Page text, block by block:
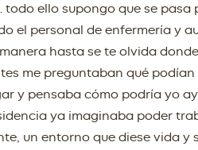
todo ello supongo que se
el personal de enfermería y
hasta se te olvida
me preguntaban qué
y pensaba cómo podría yo
ya imaginaba poder
un entorno que diese vida y